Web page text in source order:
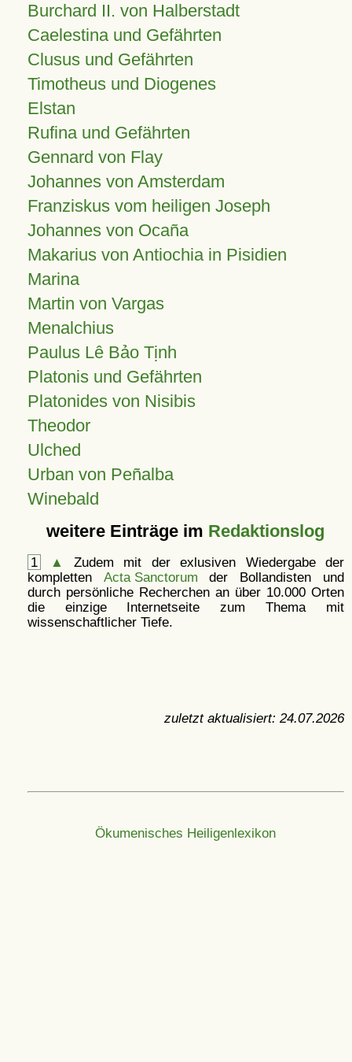
Burchard II. von Halberstadt
Caelestina und Gefährten
Clusus und Gefährten
Timotheus und Diogenes
Elstan
Rufina und Gefährten
Gennard von Flay
Johannes von Amsterdam
Franziskus vom heiligen Joseph
Johannes von Ocaña
Makarius von Antiochia in Pisidien
Marina
Martin von Vargas
Menalchius
Paulus Lê Bảo Tịnh
Platonis und Gefährten
Platonides von Nisibis
Theodor
Ulched
Urban von Peñalba
Winebald
weitere Einträge im Redaktionslog
1 ▲
Zudem mit der exlusiven Wiedergabe der
kompletten Acta Sanctorum der Bollandisten und
durch persönliche Recherchen an über 10.000 Orten
die einzige Internetseite zum Thema mit
wissenschaftlicher Tiefe.
zuletzt aktualisiert: 24.07.2026
Ökumenisches Heiligenlexikon